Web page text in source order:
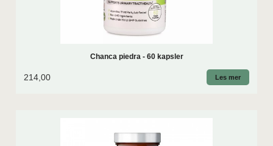
Chanca piedra - 60 kapsler
214,00 Les mer